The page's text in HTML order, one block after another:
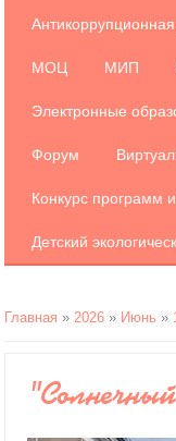
МОЦ МИП
Электронные
Форум
Конкурс программ
Детский
Главная » 2026 » Июнь »